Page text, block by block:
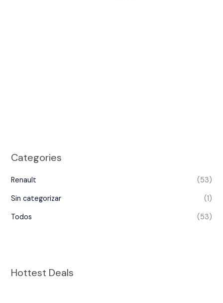
Categories
Renault
(53)
Sin categorizar
(1)
Todos
(53)
Hottest Deals